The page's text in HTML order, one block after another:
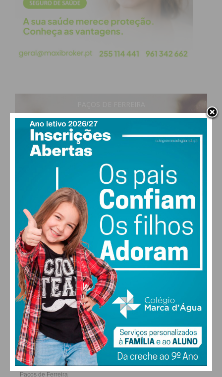
18°
77% humidade
vento: 1m/s SO
29°
SEX
30
SÁB
27°
DOM
29°
FARMACIAS DE SERVIÇO EM PAÇOS DE
FERREIRA